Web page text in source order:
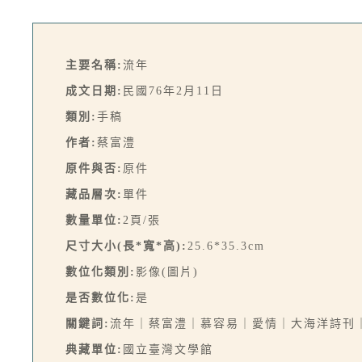
主要名稱: 流年
成文日期: 民國76年2月11日
類別: 手稿
作者: 蔡富澧
原件與否: 原件
藏品層次: 單件
數量單位: 2頁/張
尺寸大小(長*寬*高): 25.6*35.3cm
數位化類別: 影像(圖片)
是否數位化: 是
關鍵詞: 流年｜蔡富澧｜慕容易｜愛情｜大海洋詩刊
典藏單位: 國立臺灣文學館